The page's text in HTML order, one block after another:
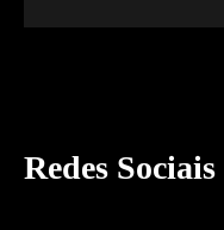
Redes Sociais